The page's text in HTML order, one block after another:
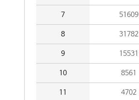
7 51609
8 31782
9 15531
10 8561
11 4702